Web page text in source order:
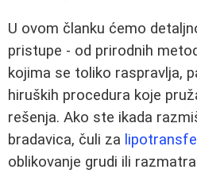
U ovom članku ćemo
pristupe - od prirodnih
kojima se toliko raspravlja,
hiruških procedura koje
rešenja. Ako ste ikada
bradavica, čuli za
oblikovanje grudi ili